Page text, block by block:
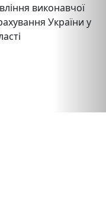
виконавчої
України у